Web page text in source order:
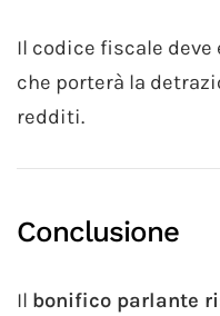
Il codice fiscale
che porterà la
redditi.
Conclusione
Il bonifico parlante